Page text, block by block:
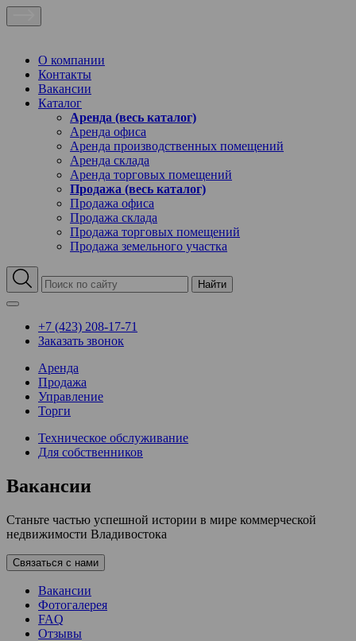
О компании
Контакты
Вакансии
Каталог
Аренда (весь каталог)
Аренда офиса
Аренда производственных помещений
Аренда склада
Аренда торговых помещений
Продажа (весь каталог)
Продажа офиса
Продажа склада
Продажа торговых помещений
Продажа земельного участка
Найти
+7 (423) 208-17-71
Заказать звонок
Аренда
Продажа
Управление
Торги
Техническое обслуживание
Для собственников
Вакансии
Станьте частью успешной истории в мире коммерческой
недвижимости Владивостока
Связаться с нами
Вакансии
Фотогалерея
FAQ
Отзывы